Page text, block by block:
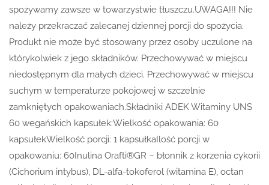
spożywamy zawsze w towarzystwie tłuszczu.UWAGA!!! Nie
należy przekraczać zalecanej dziennej porcji do spożycia.
Produkt nie może być stosowany przez osoby uczulone na
którykolwiek z jego składników. Przechowywać w miejscu
niedostępnym dla małych dzieci. Przechowywać w miejscu
suchym w temperaturze pokojowej w szczelnie
zamkniętych opakowaniach.Składniki ADEK Witaminy UNS
60 wegańskich kapsułek:Wielkość opakowania: 60
kapsułekWielkość porcji: 1 kapsułkaIlość porcji w
opakowaniu: 60Inulina Orafti®GR – błonnik z korzenia cykorii
(Cichorium intybus), DL-alfa-tokoferol (witamina E), octan